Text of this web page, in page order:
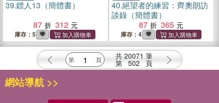
39.鏢人13（簡體書）
87
312
庫存：5
40.絕望者的練習：齊奧朗訪
談錄（簡體書）
87
365
庫存：4
共 20071 筆
第 502 頁
網站導航 >>